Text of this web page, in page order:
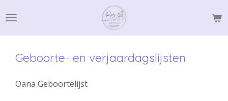
direct
naar
hoofdinhoud
Geboorte- en verjaardagslijsten
Oana Geboortelijst